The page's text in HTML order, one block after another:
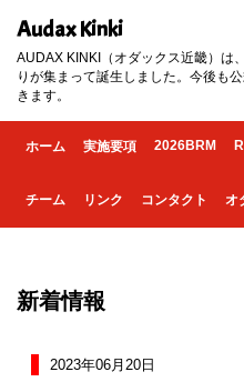
Audax Kinki
AUDAX KINKI（オダックス近畿）は
りが集まって誕生しました。今後も
きます。
ホーム 実施要項 2026BRM
チーム リンク コンタクト オ
新着情報
2023年06月20日